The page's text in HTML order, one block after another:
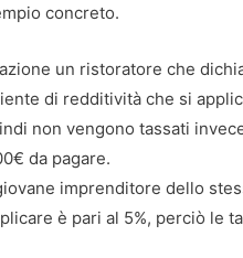
concreto.
un ristoratore che
di redditività che si
non vengono tassati
da pagare.
imprenditore dello
è pari al 5%, perciò le